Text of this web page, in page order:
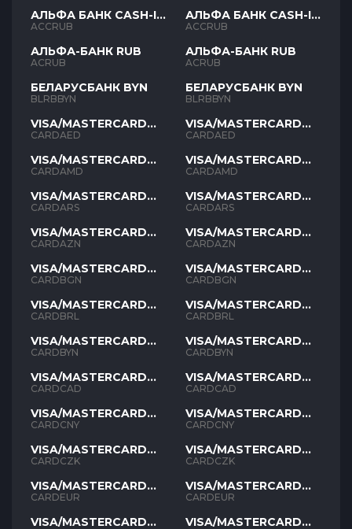
АЛЬФА БАНК CASH-IN
RUB
ACCRUB
АЛЬФА-БАНК RUB
ACRUB
БЕЛАРУСБАНК BYN
BLRBBYN
VISA/MASTERCARD
AED
CARDAED
VISA/MASTERCARD
AMD
CARDAMD
VISA/MASTERCARD
ARS
CARDARS
VISA/MASTERCARD
AZN
CARDAZN
VISA/MASTERCARD
BGN
CARDBGN
VISA/MASTERCARD
BRL
CARDBRL
VISA/MASTERCARD
BYN
CARDBYN
VISA/MASTERCARD
CAD
CARDCAD
VISA/MASTERCARD
CNY
CARDCNY
VISA/MASTERCARD
CZK
CARDCZK
VISA/MASTERCARD
EUR
CARDEUR
VISA/MASTERCARD
АЛЬФА БАНК CASH-IN
RUB
ACCRUB
АЛЬФА-БАНК RUB
ACRUB
БЕЛАРУСБАНК BYN
BLRBBYN
VISA/MASTERCARD
AED
CARDAED
VISA/MASTERCARD
AMD
CARDAMD
VISA/MASTERCARD
ARS
CARDARS
VISA/MASTERCARD
AZN
CARDAZN
VISA/MASTERCARD
BGN
CARDBGN
VISA/MASTERCARD
BRL
CARDBRL
VISA/MASTERCARD
BYN
CARDBYN
VISA/MASTERCARD
CAD
CARDCAD
VISA/MASTERCARD
CNY
CARDCNY
VISA/MASTERCARD
CZK
CARDCZK
VISA/MASTERCARD
EUR
CARDEUR
VISA/MASTERCARD